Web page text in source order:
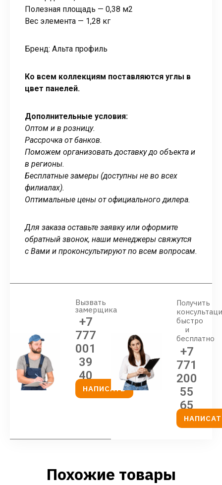
Полезная площадь — 0,38 м2
Вес элемента — 1,28 кг
Бренд: Альта профиль
Ко всем коллекциям поставляются углы в
цвет панелей.
Дополнительные условия:
Оптом и в розницу.
Рассрочка от банков.
Поможем организовать доставку до объекта и
в регионы.
Бесплатные замеры (доступны не во всех
филиалах).
Оптимальные цены от официального дилера.
Для заказа оставьте заявку или оформите
обратный звонок, наши менеджеры свяжутся
с Вами и проконсультируют по всем вопросам.
Вызвать
замерщика
+7
777
001
39
40
НАПИСАТЬ
Получить
быстро
и
бесплатно
+7
771
200
55
65
Похожие товары